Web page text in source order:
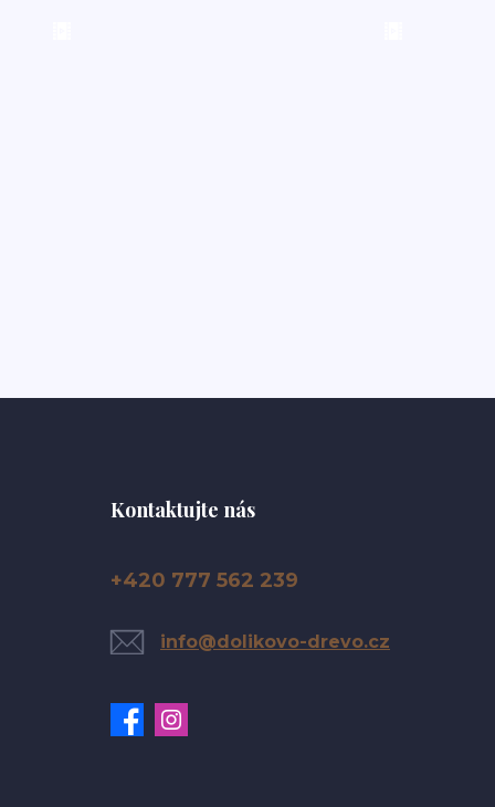
Kontaktujte nás
+420 777 562 239
info@dolikovo-drevo.cz